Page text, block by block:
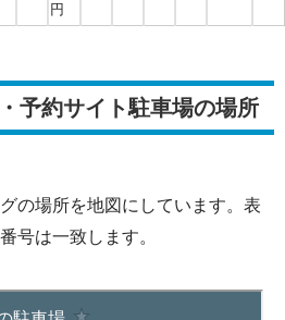
円
予約サイト駐車場の場所
の場所を地図にしています。表
号は一致します。